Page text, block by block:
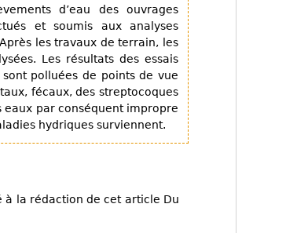
d’eau des ouvrages
et soumis aux analyses
les travaux de terrain, les
Les résultats des essais
polluées de points de vue
fécaux, des streptocoques
par conséquent impropre
hydriques surviennent.
à la rédaction de cet article Du